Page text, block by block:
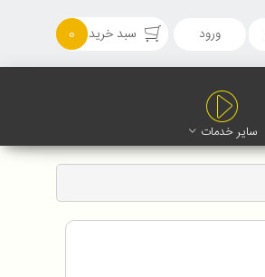
ورود سبد خرید 0
سایر خدمات